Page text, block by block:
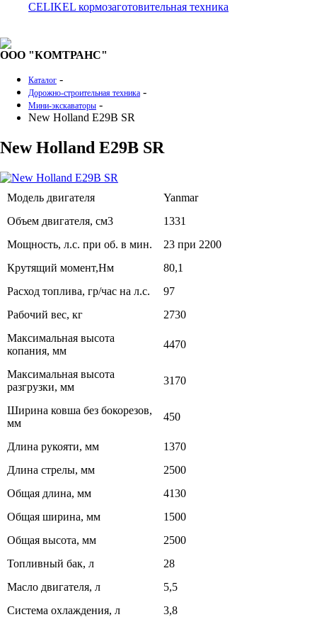
CELIKEL кормозаготовительная техника
ООО "КОМТРАНС"
Каталог -
Дорожно-строительная техника -
Мини-экскаваторы -
New Holland E29B SR
New Holland E29B SR
Модель двигателя
Yanmar
Объем двигателя, см3
1331
Мощность, л.с. при об. в мин.
23 при 2200
Крутящий момент,Нм
80,1
Расход топлива, гр/час на л.с.
97
Рабочий вес, кг
2730
Максимальная высота
копания, мм
4470
Максимальная высота
разгрузки, мм
3170
Ширина ковша без бокорезов,
мм
450
Длина рукояти, мм
1370
Длина стрелы, мм
2500
Общая длина, мм
4130
Общая ширина, мм
1500
Общая высота, мм
2500
Топливный бак, л
28
Масло двигателя, л
5,5
Система охлаждения, л
3,8